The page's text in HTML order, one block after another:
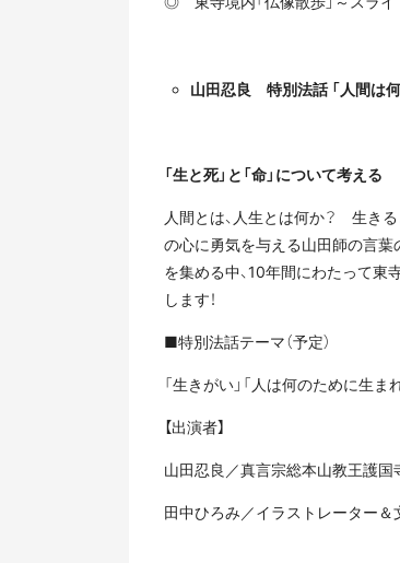
山田忍良 特別法話 「人間は
「生と死」と 「命」について考える
人間とは、人生とは何か？ 生き
の心に勇気を与える山田師の言葉
を集める中、10年間にわたって東
します！
■特別法話テーマ（予定）
「生きがい」「人は何のために生ま
【出演者】
山田忍良／真言宗総本山教王護国
田中ひろみ／イラストレーター＆